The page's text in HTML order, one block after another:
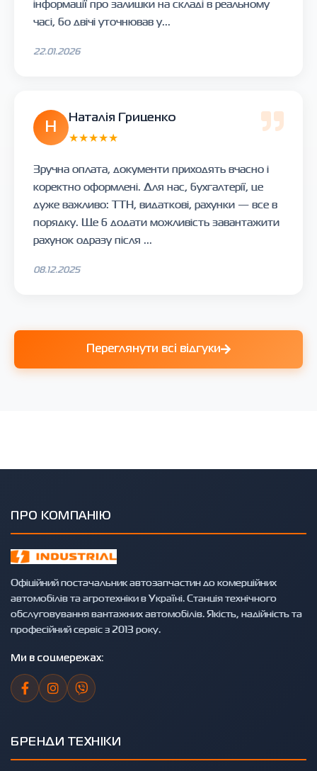
інформації про залишки на складі в реальному
часі, бо двічі уточнював у...
22.01.2026
Н
Наталія Гриценко
★★★★★
Зручна оплата, документи приходять вчасно і
коректно оформлені. Для нас, бухгалтерії, це
дуже важливо: ТТН, видаткові, рахунки — все в
порядку. Ще б додати можливість завантажити
рахунок одразу після ...
08.12.2025
Переглянути всі відгуки
ПРО КОМПАНІЮ
Офіційний постачальник автозапчастин до комерційних
автомобілів та агротехніки в Україні. Станція технічного
обслуговування вантажних автомобілів. Якість, надійність та
професійний сервіс з 2013 року.
Ми в соцмережах:
БРЕНДИ ТЕХНІКИ